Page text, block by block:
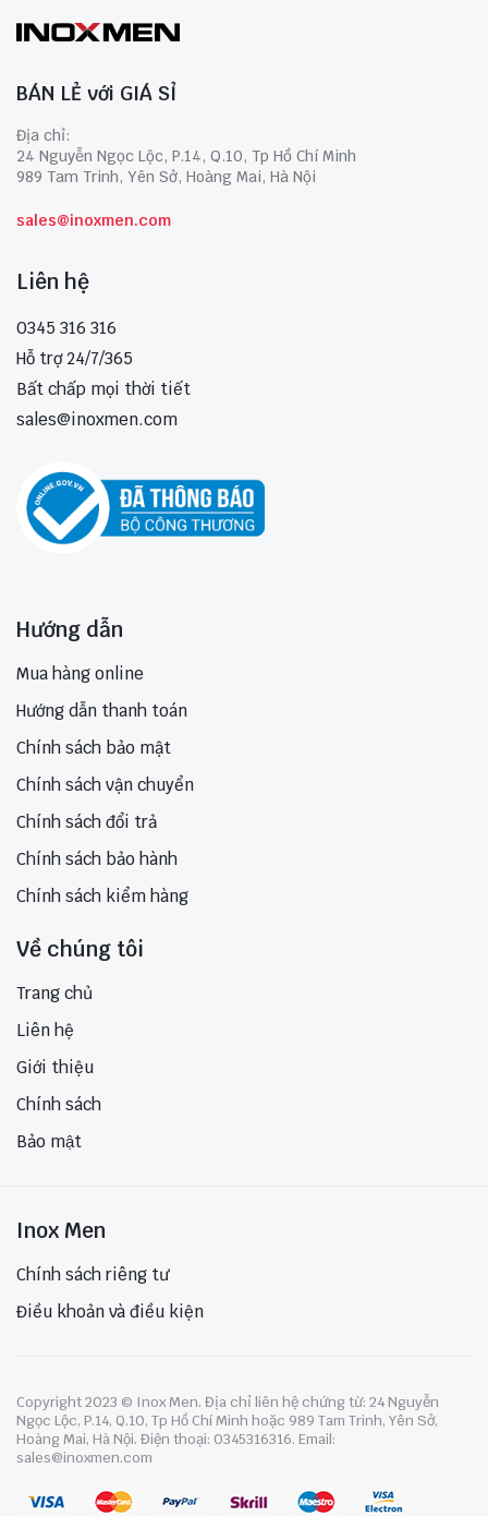
BÁN LẺ với GIÁ SỈ
Địa chỉ:
24 Nguyễn Ngọc Lộc, P.14, Q.10, Tp Hồ Chí Minh
989 Tam Trinh, Yên Sở, Hoàng Mai, Hà Nội
sales@inoxmen.com
Liên hệ
0345 316 316
Hỗ trợ 24/7/365
Bất chấp mọi thời tiết
sales@inoxmen.com
Hướng dẫn
Mua hàng online
Hướng dẫn thanh toán
Chính sách bảo mật
Chính sách vận chuyển
Chính sách đổi trả
Chính sách bảo hành
Chính sách kiểm hàng
Về chúng tôi
Trang chủ
Liên hệ
Giới thiệu
Chính sách
Bảo mật
Inox Men
Chính sách riêng tư
Điều khoản và điều kiện
Copyright 2023 © Inox Men. Địa chỉ liên hệ chứng từ: 24 Nguyễn
Ngọc Lộc, P.14, Q.10, Tp Hồ Chí Minh hoặc 989 Tam Trinh, Yên Sở,
Hoàng Mai, Hà Nội. Điện thoại: 0345316316. Email:
sales@inoxmen.com